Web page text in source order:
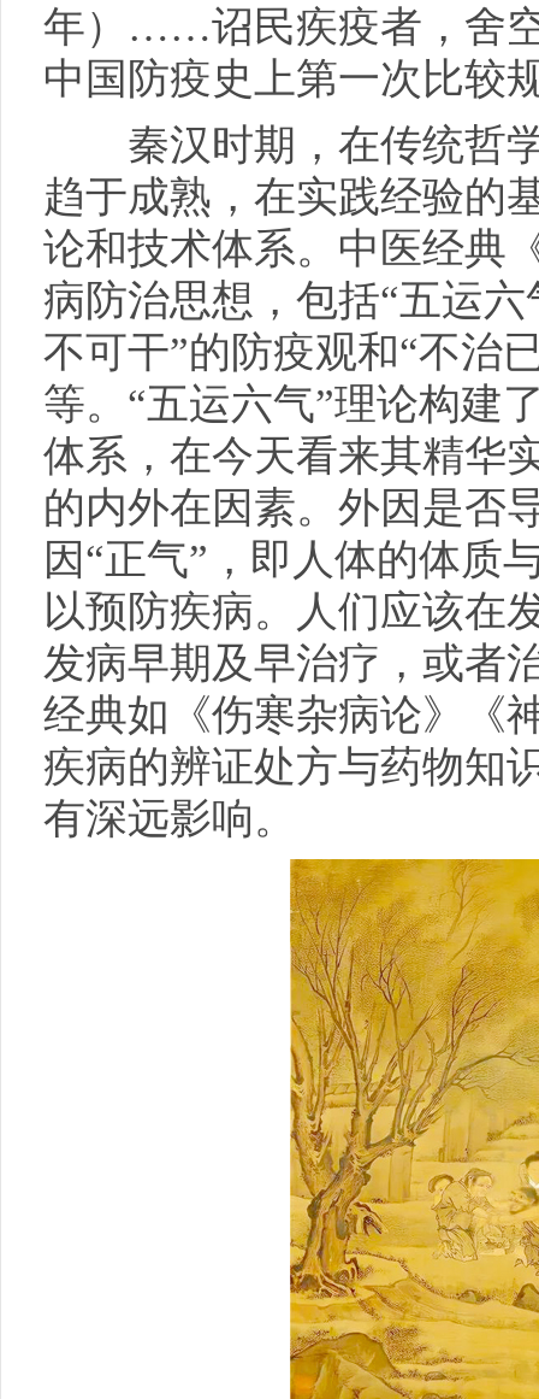
年）……诏民疾疫者，舍
中国防疫史上第一次比较
秦汉时期，在传统哲学
趋于成熟，在实践经验的
论和技术体系。中医经典
病防治思想，包括“五运
不可干”的防疫观和“不治
等。“五运六气”理论构建
体系，在今天看来其精华
的内外在因素。外因是否
因“正气”，即人体的体质
以预防疾病。人们应该在
发病早期及早治疗，或者
经典如《伤寒杂病论》《
疾病的辨证处方与药物知
有深远影响。